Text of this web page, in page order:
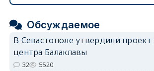
Обсуждаемое
В Севастополе утвердили проект
центра Балаклавы
32 5520